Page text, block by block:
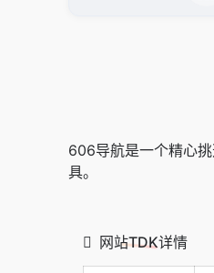
606导航是一个精心
具。
网站TDK详情